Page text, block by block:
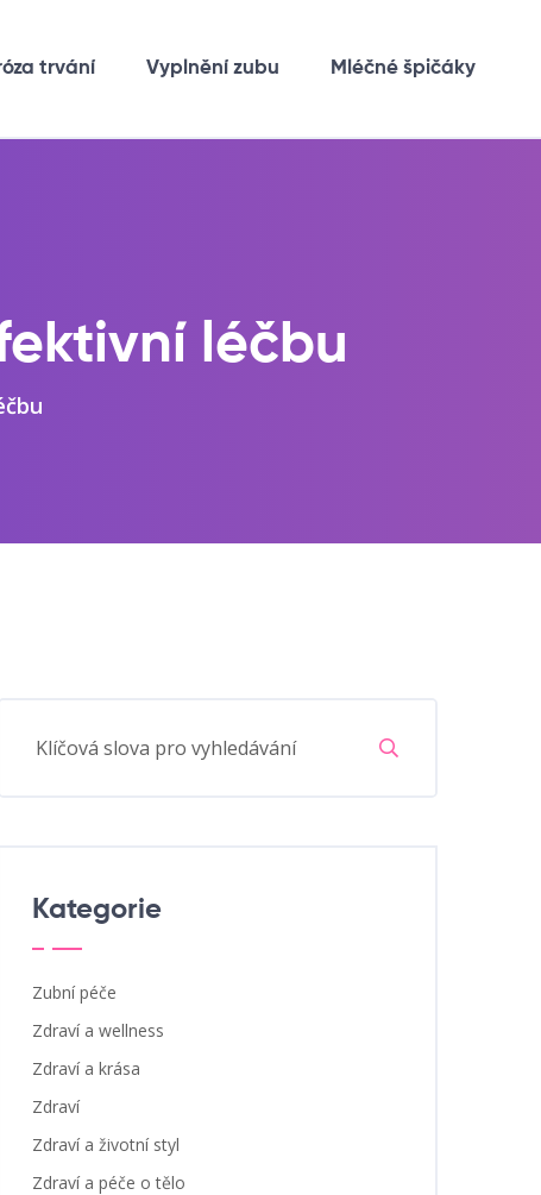
trvání Vyplnění zubu Mléčné špičáky
léčbu
Kategorie
Zubní péče
Zdraví a wellness
Zdraví a krása
Zdraví
Zdraví a životní styl
Zdraví a péče o tělo